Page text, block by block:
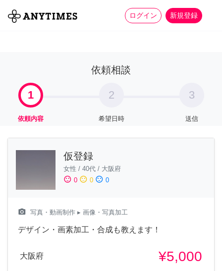
ログイン 新規登録
全て 家事 more_horiz
依頼相談
1
依頼内容
2
希望日時
3
送信
仮登録
女性 / 40代 / 大阪府
sentiment_satisfied 0 sentiment_neutral 0 sentiment_dissatisfied 0
camera_alt 写真・動画制作 ▸ 画像・写真加工
デザイン・画素加工・合成も教えます！
大阪府 ¥5,000